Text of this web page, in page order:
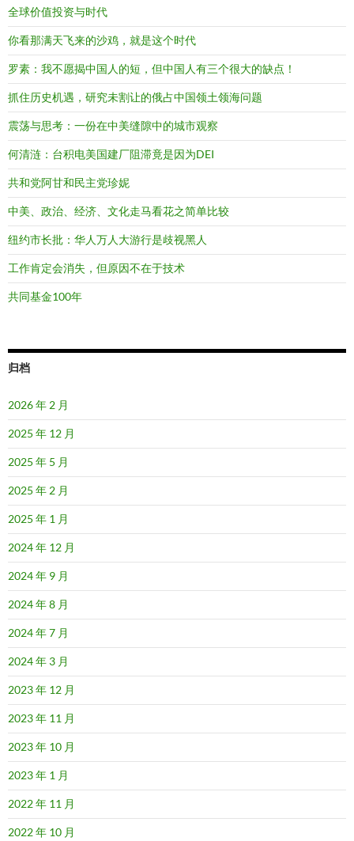
全球价值投资与时代
你看那满天飞来的沙鸡，就是这个时代
罗素：我不愿揭中国人的短，但中国人有三个很大的缺点！
抓住历史机遇，研究未割让的俄占中国领土领海问题
震荡与思考：一份在中美缝隙中的城市观察
何清涟：台积电美国建厂阻滞竟是因为DEI
共和党阿甘和民主党珍妮
中美、政治、经济、文化走马看花之简单比较
纽约市长批：华人万人大游行是歧视黑人
工作肯定会消失，但原因不在于技术
共同基金100年
归档
2026 年 2 月
2025 年 12 月
2025 年 5 月
2025 年 2 月
2025 年 1 月
2024 年 12 月
2024 年 9 月
2024 年 8 月
2024 年 7 月
2024 年 3 月
2023 年 12 月
2023 年 11 月
2023 年 10 月
2023 年 1 月
2022 年 11 月
2022 年 10 月